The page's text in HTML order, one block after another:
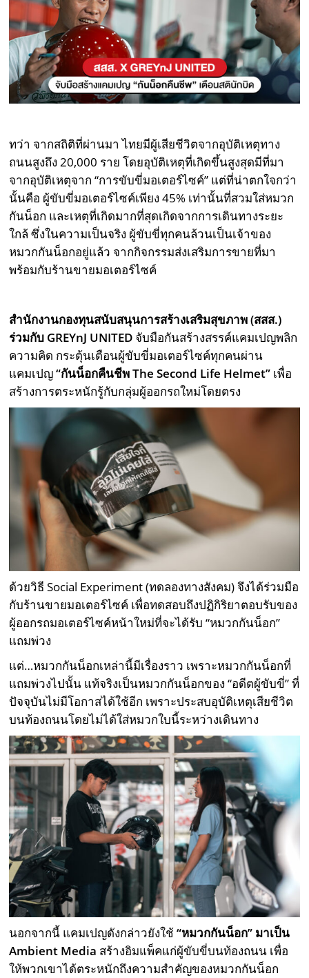
ทว่า จากสถิติที่ผ่านมา ไทยมีผู้เสียชีวิตจากอุบัติเหตุทาง
ถนนสูงถึง 20,000 ราย โดยอุบัติเหตุที่เกิดขึ้นสูงสุดมีที่มา
จากอุบัติเหตุจาก “การขับขี่มอเตอร์ไซค์” แต่ที่น่าตกใจกว่า
นั้นคือ ผู้ขับขี่มอเตอร์ไซค์เพียง 45% เท่านั้นที่สวมใส่หมวก
กันน็อก และเหตุที่เกิดมากที่สุดเกิดจากการเดินทางระยะ
ใกล้ ซึ่งในความเป็นจริง ผู้ขับขี่ทุกคนล้วนเป็นเจ้าของ
หมวกกันน็อกอยู่แล้ว จากกิจกรรมส่งเสริมการขายที่มา
พร้อมกับร้านขายมอเตอร์ไซค์
สำนักงานกองทุนสนับสนุนการสร้างเสริมสุขภาพ (สสส.)
ร่วมกับ GREYnJ UNITED จับมือกันสร้างสรรค์แคมเปญพลิก
ความคิด กระตุ้นเตือนผู้ขับขี่มอเตอร์ไซค์ทุกคนผ่าน
แคมเปญ“กันน็อกคืนชีพThe Second Life Helmet” เพื่อ
สร้างการตระหนักรู้กับกลุ่มผู้ออกรถใหม่โดยตรง
ด้วยวิธี Social Experiment (ทดลองทางสังคม) จึงได้ร่วมมือ
กับร้านขายมอเตอร์ไซค์ เพื่อทดสอบถึงปฏิกิริยาตอบรับของ
ผู้ออกรถมอเตอร์ไซค์หน้าใหม่ที่จะได้รับ “หมวกกันน็อก”
แถมพ่วง
แต่…หมวกกันน็อกเหล่านี้มีเรื่องราว เพราะหมวกกันน็อกที่
แถมพ่วงไปนั้น แท้จริงเป็นหมวกกันน็อกของ “อดีตผู้ขับขี่” ที่
ปัจจุบันไม่มีโอกาสได้ใช้อีก เพราะประสบอุบัติเหตุเสียชีวิต
บนท้องถนนโดยไม่ได้ใส่หมวกใบนี้ระหว่างเดินทาง
นอกจากนี้ แคมเปญดังกล่าวยังใช้“หมวกกันน็อก” มาเป็น
Ambient Media สร้างอิมแพ็คแก่ผู้ขับขี่บนท้องถนน เพื่อ
ให้พวกเขาได้ตระหนักถึงความสำคัญของหมวกกันน็อก